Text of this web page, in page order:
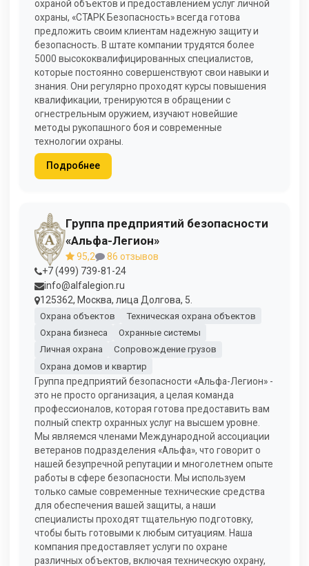
охраной объектов и предоставлением услуг личной
охраны, «СТАРК Безопасность» всегда готова
предложить своим клиентам надежную защиту и
безопасность. В штате компании трудятся более
5000 высококвалифицированных специалистов,
которые постоянно совершенствуют свои навыки и
знания. Они регулярно проходят курсы повышения
квалификации, тренируются в обращении с
огнестрельным оружием, изучают новейшие
методы рукопашного боя и современные
технологии охраны.
Подробнее
Группа предприятий безопасности
«Альфа-Легион»
95,2
86 отзывов
+7 (499) 739-81-24
info@alfalegion.ru
125362, Москва, лица Долгова, 5.
Охрана объектов
Техническая охрана объектов
Охрана бизнеса
Охранные системы
Личная охрана
Сопровождение грузов
Охрана домов и квартир
Группа предприятий безопасности «Альфа-Легион» -
это не просто организация, а целая команда
профессионалов, которая готова предоставить вам
полный спектр охранных услуг на высшем уровне.
Мы являемся членами Международной ассоциации
ветеранов подразделения «Альфа», что говорит о
нашей безупречной репутации и многолетнем опыте
работы в сфере безопасности. Мы используем
только самые современные технические средства
для обеспечения вашей защиты, а наши
специалисты проходят тщательную подготовку,
чтобы быть готовыми к любым ситуациям. Наша
компания предоставляет услуги по охране
различных объектов, включая техническую охрану,